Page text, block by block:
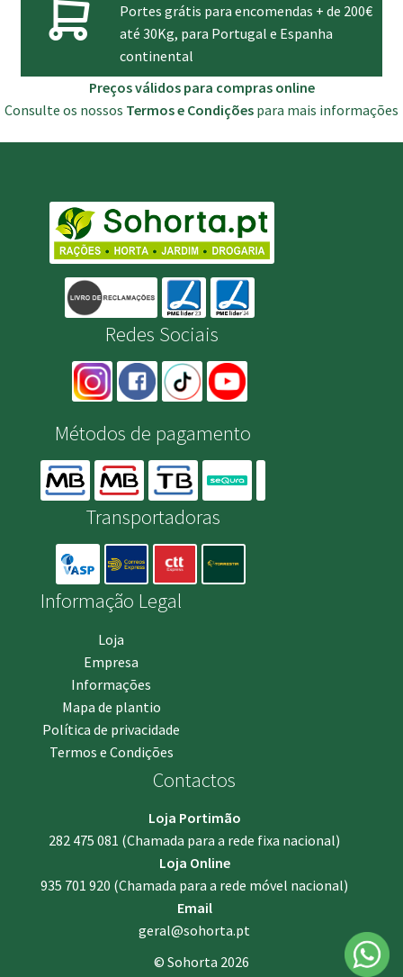
Portes grátis para encomendas + de 200€
até 30Kg, para Portugal e Espanha
continental
Preços válidos para compras online
Consulte os nossos Termos e Condições para mais informações
Redes Sociais
Métodos de pagamento
Transportadoras
Informação Legal
Loja
Empresa
Informações
Mapa de plantio
Política de privacidade
Termos e Condições
Contactos
Loja Portimão
282 475 081 (Chamada para a rede fixa nacional)
Loja Online
935 701 920 (Chamada para a rede móvel nacional)
Email
geral@sohorta.pt
© Sohorta 2026